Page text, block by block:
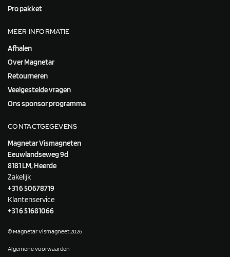
Pro pakket
MEER INFORMATIE
Afhalen
Over Magnetar
Retourneren
Veelgestelde vragen
Ons sponsor programma
CONTACTGEGEVENS
Magnetar Vismagneten
Eeuwlandseweg 9d
8181 LM, Heerde
Zakelijk
+31 6 50678719
Klantenservice
+31 6 51681066
© Magnetar Vismagneet 2026
Algemene voorwaarden